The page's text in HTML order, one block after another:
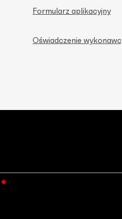
Formularz aplikacyjny
Oświadczenie